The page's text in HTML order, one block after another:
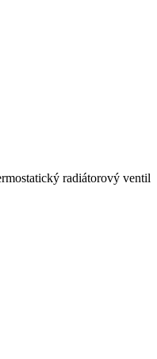
radiátorový ventil